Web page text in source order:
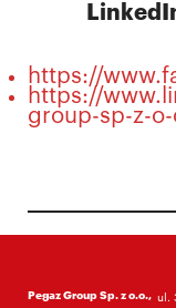
https://
https://
group-sp-z-
Pegaz Group Sp. z o.o., ul.